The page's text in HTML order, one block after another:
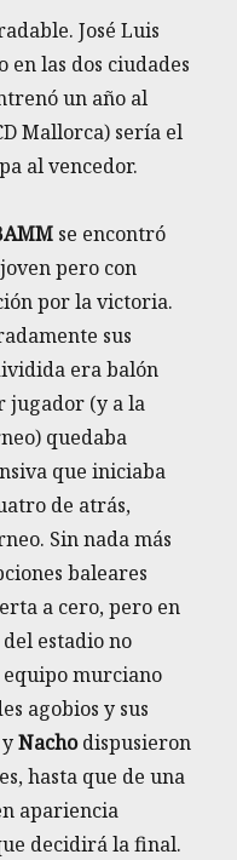
José Luis
en las dos ciudades
un año al
Mallorca) sería el
al vencedor.
se encontró
pero con
por la victoria.
sus
era balón
jugador (y a la
quedaba
que iniciaba
de atrás,
Sin nada más
baleares
a cero, pero en
estadio no
equipo murciano
agobios y sus
Nachodispusieron
hasta que de una
apariencia
decidirá la final.